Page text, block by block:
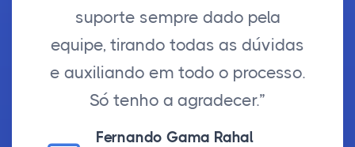
suporte sempre dado pela
equipe, tirando todas as dúvidas
e auxiliando em todo o processo.
Só tenho a agradecer.”
Fernando Gama Rahal